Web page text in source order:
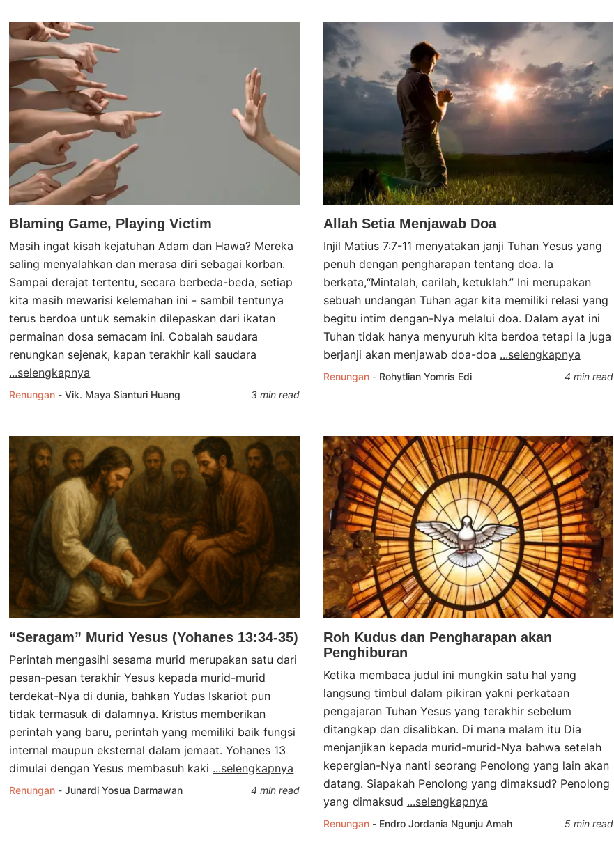
Blaming Game, Playing Victim
Masih ingat kisah kejatuhan Adam dan Hawa? Mereka
saling menyalahkan dan merasa diri sebagai korban.
Sampai derajat tertentu, secara berbeda-beda, setiap
kita masih mewarisi kelemahan ini - sambil tentunya
terus berdoa untuk semakin dilepaskan dari ikatan
permainan dosa semacam ini. Cobalah saudara
renungkan sejenak, kapan terakhir kali saudara
...selengkapnya
Renungan -Vik. Maya Sianturi Huang 3 min read
Allah Setia Menjawab Doa
Injil Matius 7:7-11 menyatakan janji Tuhan Yesus yang
penuh dengan pengharapan tentang doa. Ia
berkata,“Mintalah, carilah, ketuklah.” Ini merupakan
sebuah undangan Tuhan agar kita memiliki relasi yang
begitu intim dengan-Nya melalui doa. Dalam ayat ini
Tuhan tidak hanya menyuruh kita berdoa tetapi Ia juga
berjanji akan menjawab doa-doa ...selengkapnya
Renungan - Rohytlian Yomris Edi 4 min read
“Seragam” Murid Yesus (Yohanes 13:34-35)
Perintah mengasihi sesama murid merupakan satu dari
pesan-pesan terakhir Yesus kepada murid-murid
terdekat-Nya di dunia, bahkan Yudas Iskariot pun
tidak termasuk di dalamnya. Kristus memberikan
perintah yang baru, perintah yang memiliki baik fungsi
internal maupun eksternal dalam jemaat. Yohanes 13
dimulai dengan Yesus membasuh kaki ...selengkapnya
Renungan -Junardi Yosua Darmawan 4 min read
Roh Kudus dan Pengharapan akan
Penghiburan
Ketika membaca judul ini mungkin satu hal yang
langsung timbul dalam pikiran yakni perkataan
pengajaran Tuhan Yesus yang terakhir sebelum
ditangkap dan disalibkan. Di mana malam itu Dia
menjanjikan kepada murid-murid-Nya bahwa setelah
kepergian-Nya nanti seorang Penolong yang lain akan
datang. Siapakah Penolong yang dimaksud? Penolong
yang dimaksud ...selengkapnya
Renungan - Endro Jordania Ngunju Amah 5 min read